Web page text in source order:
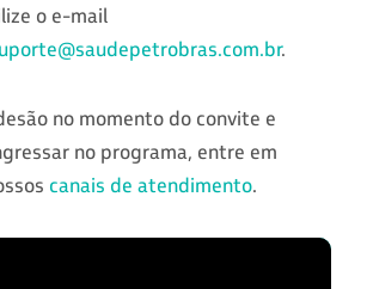
o e-mail
.
no momento do convite e
no programa, entre em
canais de atendimento.